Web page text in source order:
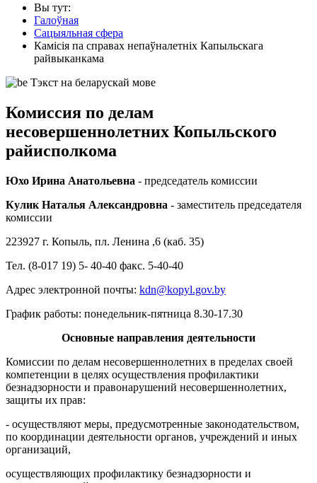
Вы тут:
Галоўная
Сацыяльная сфера
Камісія па справах непаўналетніх Капыльскага
райвыканкама
Тэкст на беларускай мове
Комиссия по делам
несовершеннолетних Копыльского
райисполкома
Юхо Ирина Анатольевна - председатель комиссии
Кулик Наталья Александровна - заместитель председателя
комиссии
223927 г. Копыль, пл. Ленина ,6 (каб. 35)
Тел. (8-017 19) 5- 40-40 факс. 5-40-40
Адрес электронной почты: kdn@kopyl.gov.by
График работы: понедельник-пятница 8.30-17.30
Основные направления деятельности
Комиссии по делам несовершеннолетних в пределах своей
компетенции в целях осуществления профилактики
безнадзорности и правонарушений несовершеннолетних,
защиты их прав:
- осуществляют меры, предусмотренные законодательством,
по координации деятельности органов, учреждений и иных
организаций,
осуществляющих профилактику безнадзорности и